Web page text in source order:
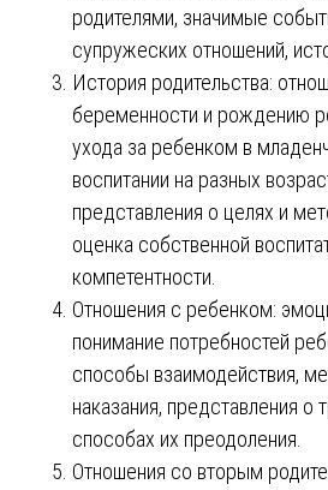
родителями, значимые
супружеских отношений,
История родительства:
беременности и рождению
ухода за ребенком в
воспитании на разных
представления о целях и
оценка собственной
компетентности.
Отношения с ребенком:
понимание потребностей
способы взаимодействия,
наказания, представления о
способах их преодоления.
Отношения со вторым